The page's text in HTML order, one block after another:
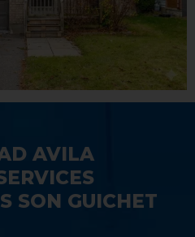
AVILA
SON GUICHET